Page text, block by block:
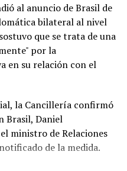
cosa que haya
el modo en que la
tema".
conflicto con
que, a su criterio, indica
temas" que, para
permanecer en el
una contienda electoral
en el deseo
al anuncio de Brasil de
bilateral al nivel
que se trata de una
por la
en su relación con el
la Cancillería confirmó
Brasil, Daniel
ministro de Relaciones
de la medida.